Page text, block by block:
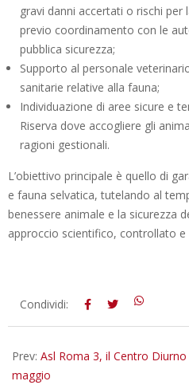
gravi danni accertati o rischi per
previo coordinamento con le
pubblica sicurezza;
Supporto al personale
sanitarie relative alla fauna;
Individuazione di aree sicure e
Riserva dove accogliere gli
ragioni gestionali.
L’obiettivo principale è quello di
e fauna selvatica, tutelando al
benessere animale e la sicurezza
approccio scientifico, controllato e
2025-
Condividi:
Prev: Asl Roma 3, il Centro
maggio